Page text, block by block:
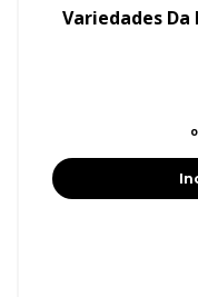
Variedades Da